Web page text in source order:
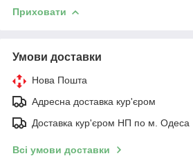
Приховати
Умови доставки
Нова Пошта
Адресна доставка кур'єром
Доставка кур'єром НП по м. Одеса
Всі умови доставки